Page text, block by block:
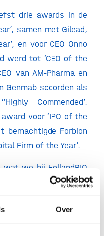
Over
drie awards in de
samen met Gilead,
en voor CEO Onno
werd tot ‘CEO of the
van AM-Pharma en
Genmab scoorden als
Commended’.
voor ‘IPO of the
bemachtigde Forbion
Firm of the Year’.
wat we bij HollandBIO
dé hotspot voor life
harte gefeliciteerd,